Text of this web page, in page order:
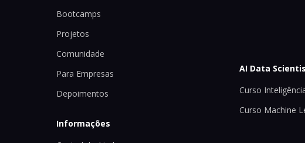
Bootcamps
Projetos
Comunidade
Para Empresas
Depoimentos
Informações
AI Data
Curso
Curso Machine